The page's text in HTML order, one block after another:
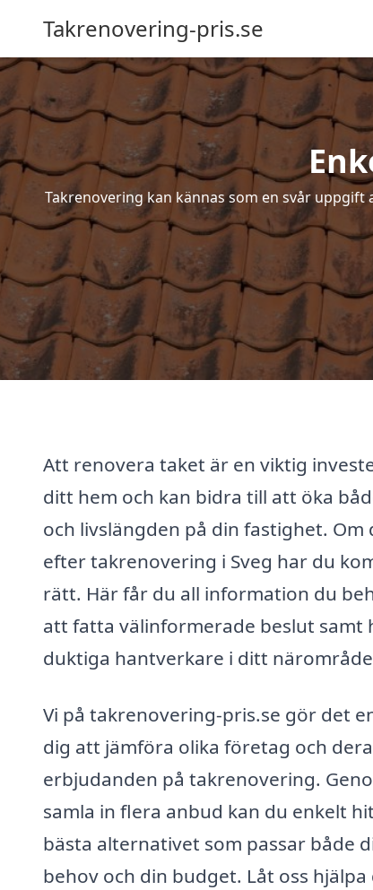
Takrenovering-pris.se
Takrenovering kan kännas som en svår
Att renovera taket är en viktig
ditt hem och kan bidra till att öka
och livslängden på din fastighet. Om
efter takrenovering i Sveg har du
rätt. Här får du all information du
att fatta välinformerade beslut samt
duktiga hantverkare i ditt
Vi på takrenovering-pris.se gör det
dig att jämföra olika företag och
erbjudanden på takrenovering.
samla in flera anbud kan du enkelt
bästa alternativet som passar både
behov och din budget. Låt oss